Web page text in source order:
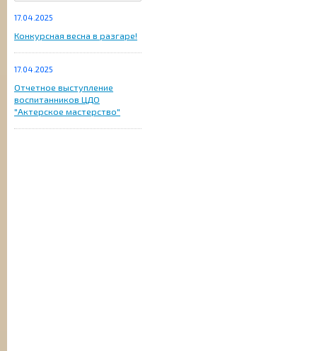
17.04.2025
Конкурсная весна в разгаре!
17.04.2025
Отчетное выступление
воспитанников ЦДО
"Актерское мастерство"